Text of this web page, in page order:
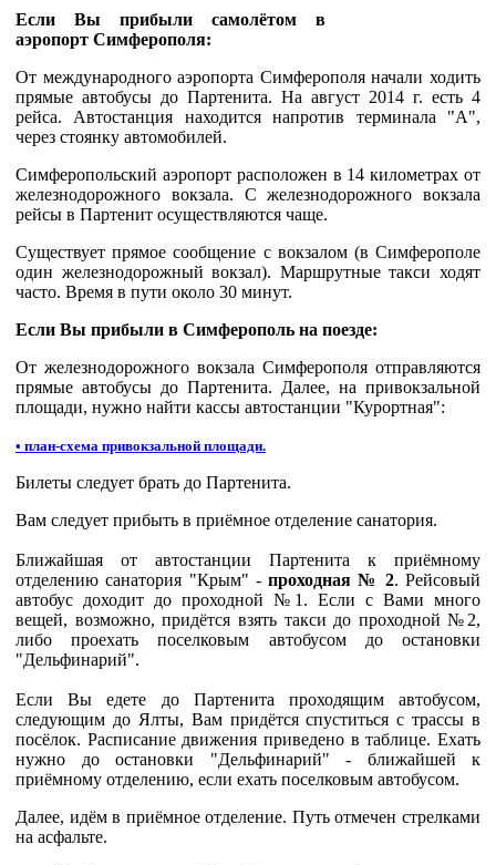
Если
Вы прибыли самолётом в
аэропорт Симферополя:
От международного аэропорта Симферополя начали ходить
прямые автобусы до Партенита. На август 2014 г. есть 4
рейса. Автостанция находится напротив терминала "А",
через стоянку автомобилей.
Симферопольский аэропорт расположен в 14километрах от
железнодорожного вокзала. Cжелезнодорожного вокзала
рейсы в Партенит осуществляются чаще.
Существует прямое сообщение с вокзалом(вСимферополе
один железнодорожный вокзал). Маршрутные такси ходят
часто. Время в пути около 30 минут.
Если Вы прибыли в Симферополь на поезде:
От железнодорожного вокзала Симферополя отправляются
прямые автобусы до Партенита. Далее, на привокзальной
площади, нужно найти кассы автостанции "Курортная":
• план-схема привокзальной площади.
Билеты следует брать до Партенита.
Вам следует прибыть в приёмное отделение санатория.
Ближайшая от автостанции Партенита к приёмному
отделению санатория "Крым" - проходная № 2. Рейсовый
автобус доходит до проходной №1 .Если сВами много
вещей, возможно,придётся взять такси до проходной №2,
либо
проехать поселковым автобусом до
остановки
"Дельфинарий".
Если Вы едете до Партенита проходящим автобусом,
следующим до Ялты, Вам придётся спуститься страссы в
посёлок. Расписание движения приведено втаблице.Ехать
нужно
до остановки "Дельфинарий" - ближайшей к
приёмному отделению, если ехать поселковым автобусом.
Далее, идём в приёмное отделение. Путь отмечен стрелками
на асфальте.